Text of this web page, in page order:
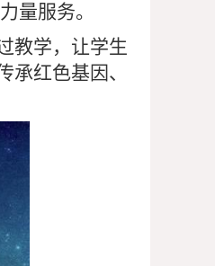
量服务。
教学，让学生
红色基因、